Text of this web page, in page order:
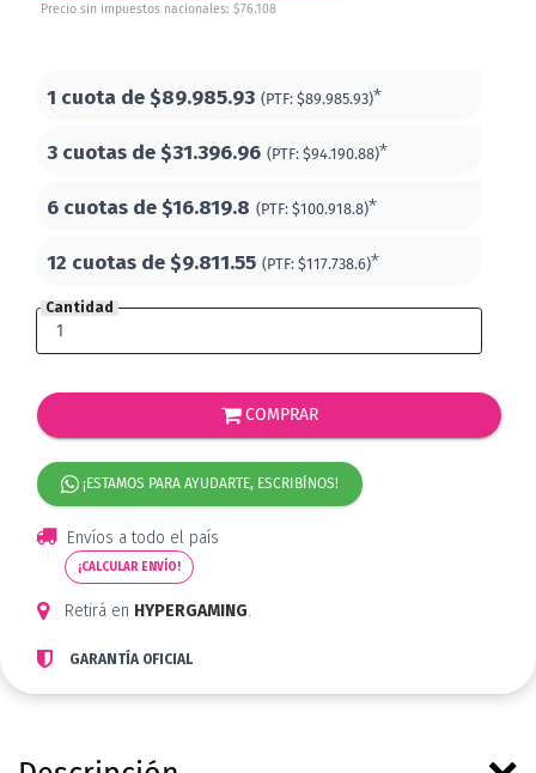
Precio sin impuestos nacionales: $76.108
1 cuota de$89.985.93 (PTF: $89.985.93)*
3 cuotas de$31.396.96 (PTF: $94.190.88)*
6 cuotas de$16.819.8 (PTF: $100.918.8)*
12 cuotas de$9.811.55 (PTF: $117.738.6)*
Cantidad
COMPRAR
¡ESTAMOS PARA AYUDARTE, ESCRIBÍNOS!
Envíos a todo el país
¡CALCULAR ENVÍO!
Retirá en HYPERGAMING.
GARANTÍA OFICIAL